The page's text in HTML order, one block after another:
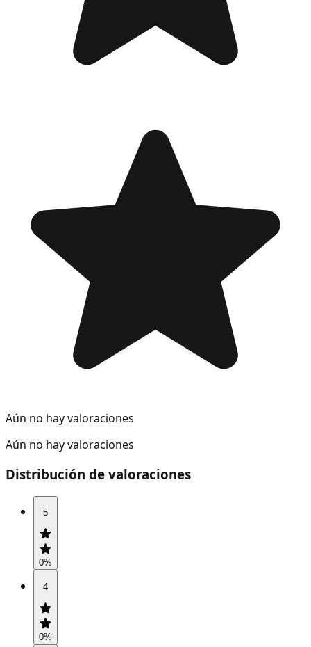
Aún no hay valoraciones
Aún no hay valoraciones
Distribución de valoraciones
5
0%
4
0%